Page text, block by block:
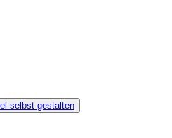
selbst gestalten